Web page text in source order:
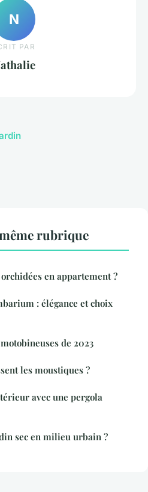
N
PAR
rubrique
en appartement ?
: élégance et choix
de 2023
les moustiques ?
avec une pergola
sec en milieu urbain ?